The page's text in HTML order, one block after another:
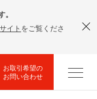
。
イト をご覧くださ